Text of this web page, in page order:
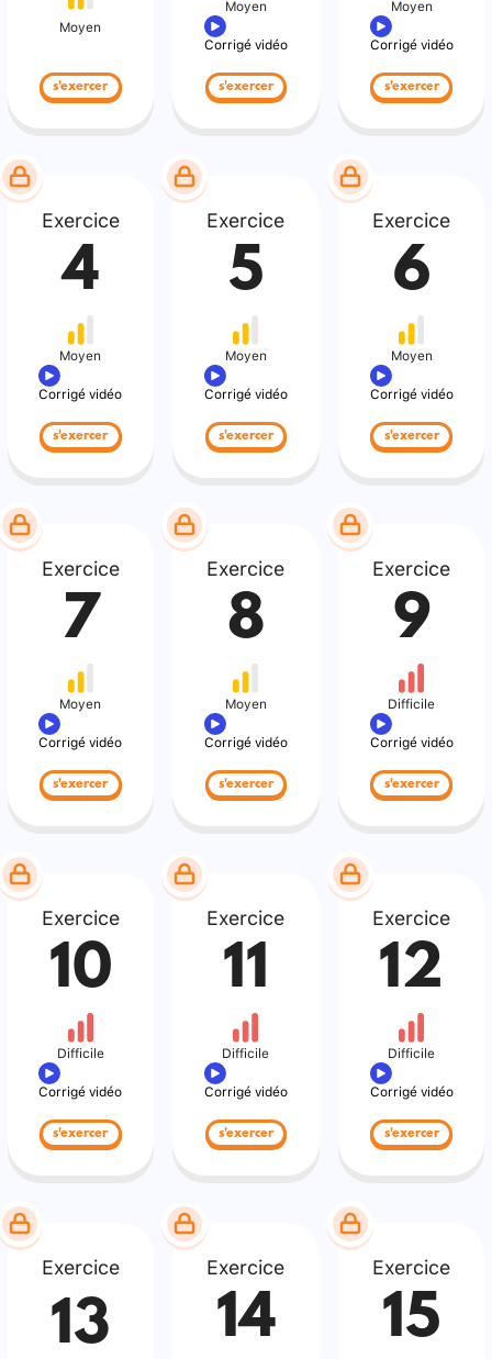
Moyen
s'exercer
Corrigé vidéo
s'exercer
Corrigé vidéo
s'exercer
Exercice
4
Moyen
Corrigé vidéo
s'exercer
Exercice
5
Moyen
Corrigé vidéo
s'exercer
Exercice
6
Moyen
Corrigé vidéo
s'exercer
Exercice
7
Moyen
Corrigé vidéo
s'exercer
Exercice
8
Moyen
Corrigé vidéo
s'exercer
Exercice
9
Difficile
Corrigé vidéo
s'exercer
Exercice
10
Difficile
Corrigé vidéo
s'exercer
Exercice
11
Difficile
Corrigé vidéo
s'exercer
Exercice
12
Difficile
Corrigé vidéo
s'exercer
Exercice
13
Exercice
14
Exercice
15